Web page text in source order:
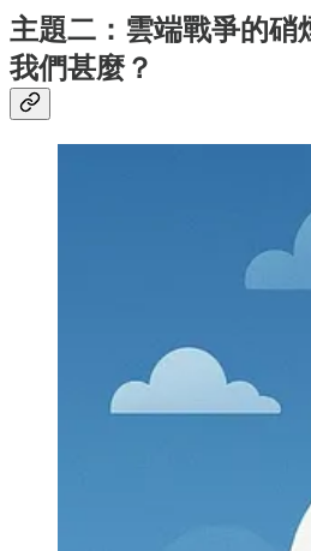
主題二：雲端戰爭的硝
我們甚麼？